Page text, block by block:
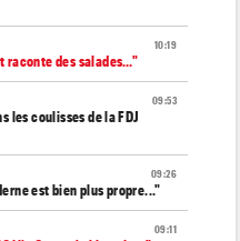
10:19
raconte des salades…"
09:53
les coulisses de la FDJ
09:26
est bien plus propre..."
09:11